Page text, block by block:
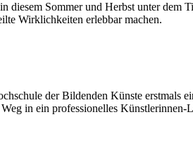
diesem Sommer und Herbst unter
Wirklichkeiten erlebbar machen.
der Bildenden Künste erstmals
in ein professionelles